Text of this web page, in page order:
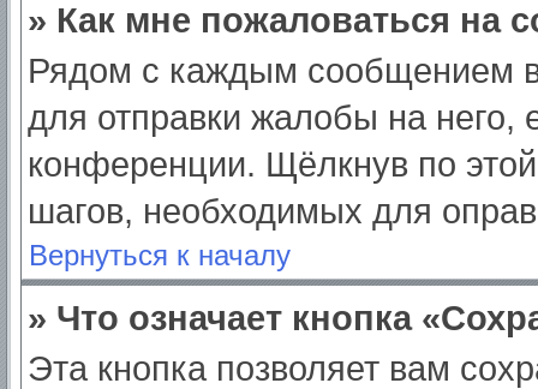
» Как мне пожаловаться на
Рядом с каждым сообщением
для отправки жалобы на него,
конференции. Щёлкнув по
шагов, необходимых для
Вернуться к началу
» Что означает кнопка
Эта кнопка позволяет вам